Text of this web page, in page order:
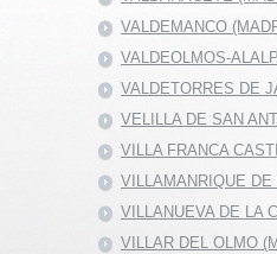
VALDEMANCO
VALDEOLMOS-
VALDETORRES DE
VELILLA DE SAN
VILLA FRANCA
VILLAMANRIQUE DE
VILLANUEVA DE LA
VILLAR DEL OLMO